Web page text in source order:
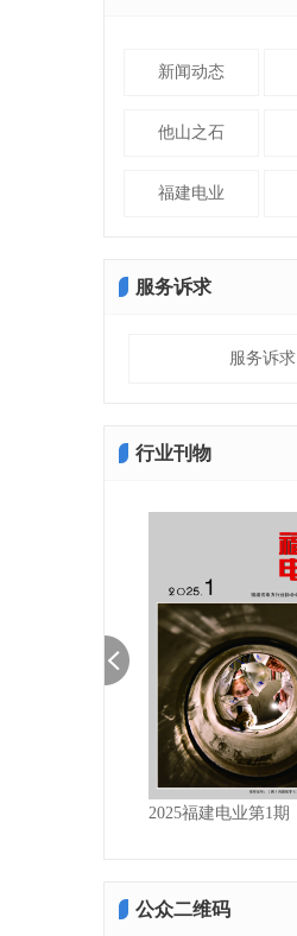
新闻动态
他山之石
福建电业
服务诉求
服务诉求
行业刊物
2025福建电业第1期
公众二维码